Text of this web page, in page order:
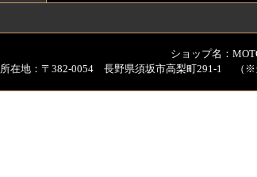
ショップ名：
所在地：〒382-0054 長野県須坂市高梨町291-1 （※